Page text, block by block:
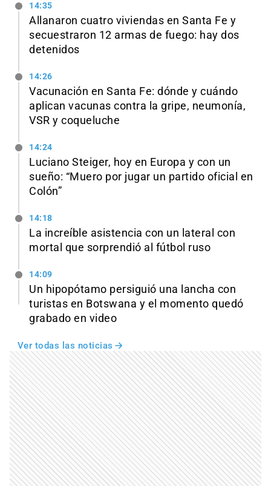
14:35
Allanaron cuatro viviendas en Santa Fe y
secuestraron 12 armas de fuego: hay dos
detenidos
14:26
Vacunación en Santa Fe: dónde y cuándo
aplican vacunas contra la gripe, neumonía,
VSR y coqueluche
14:24
Luciano Steiger, hoy en Europa y con un
sueño: “Muero por jugar un partido oficial en
Colón”
14:18
La increíble asistencia con un lateral con
mortal que sorprendió al fútbol ruso
14:09
Un hipopótamo persiguió una lancha con
turistas en Botswana y el momento quedó
grabado en video
Ver todas las noticias